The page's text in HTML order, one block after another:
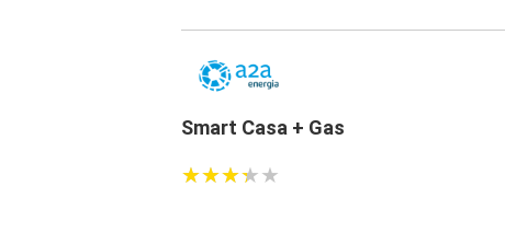
Smart Casa + Gas
★★★★★
★★★★★